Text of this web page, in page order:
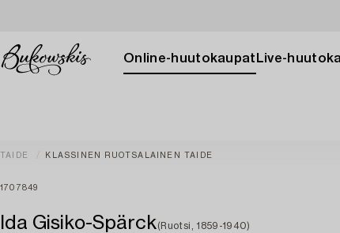
Online-huutokaupat Live-
TAIDE KLASSINEN RUOTSALAINEN TAIDE
1707849
Ida Gisiko-Spärck(Ruotsi, 1859-1940)